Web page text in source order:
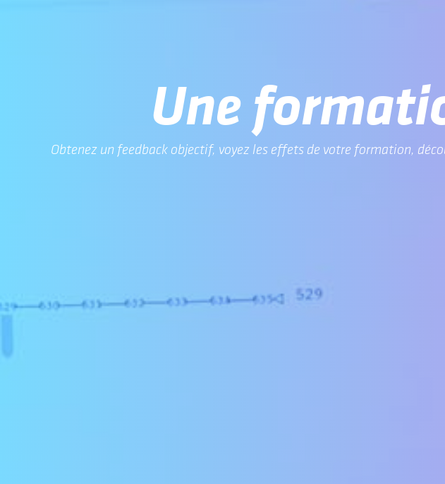
Une
Obtenez un feedback objectif, voyez les effets de votre formation,